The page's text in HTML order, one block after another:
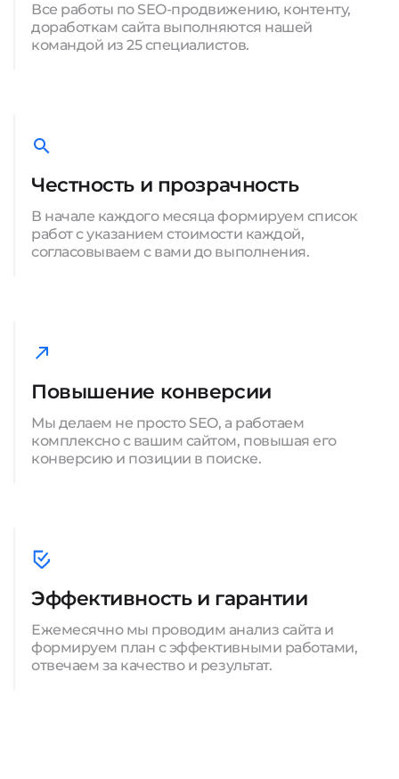
Все работы по SEO-продвижению, контенту,
доработкам сайта выполняются нашей
командой из 25 специалистов.
Честность и прозрачность
В начале каждого месяца формируем список
работ с указанием стоимости каждой,
согласовываем с вами до выполнения.
Повышение конверсии
Мы делаем не просто SEO, а работаем
комплексно с вашим сайтом, повышая его
конверсию и позиции в поиске.
Эффективность и гарантии
Ежемесячно мы проводим анализ сайта и
формируем план с эффективными работами,
отвечаем за качество и результат.